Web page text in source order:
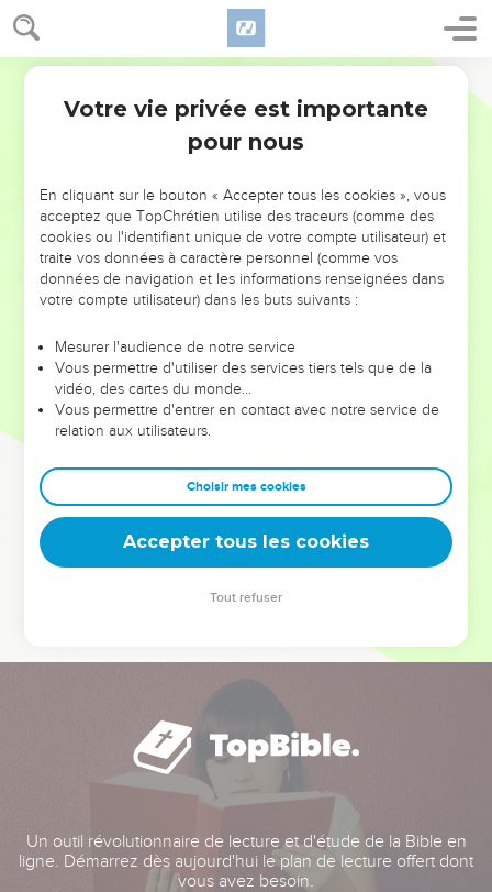
NE MANQUEZ PAS L’ÉVÉNEMENT
DE L’ANNÉE !
ET SI LEURS ERREURS POUVAIENT VOUS ÉVITER LES
VOTRES ?
leur foi ou leur vision. Mais on voit moins les doutes, les erreurs
et les saisons difficiles qu'ils ont traversés, alors même que ce
sont elles qui les ont façonnés.
Dans cette conférence, leaders, entrepreneurs, et responsables
clés pour avancer avec plus de sagesse afin que leurs erreurs
deviennent vos tremplins. Que vous guidiez un ministère, une
équipe, un groupe ou une famille, leur expérience est faite
Un outil révolutionnaire de lecture et d'étude de la Bible en
ligne. Démarrez dès aujourd'hui le plan de lecture offert dont
vous avez besoin.
Votre vie privée est importante
pour nous
En cliquant sur le bouton « Accepter tous les cookies », vous
acceptez que TopChrétien utilise des traceurs (comme des
cookies ou l'identifiant unique de votre compte utilisateur) et
traite vos données à caractère personnel (comme vos
données de navigation et les informations renseignées dans
votre compte utilisateur) dans les buts suivants :
Mesurer l'audience de notre service
Vous permettre d'utiliser des services tiers tels que de la
vidéo, des cartes du monde…
Vous permettre d'entrer en contact avec notre service de
relation aux utilisateurs.
Choisir mes cookies
Accepter tous les cookies
Tout refuser